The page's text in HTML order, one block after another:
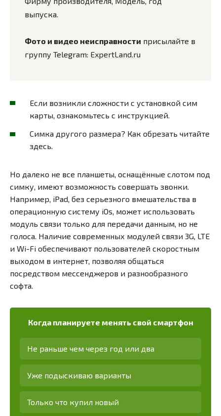
выпуска.
Фото и видео неисправности присылайте в
группу Telegram: ExpertLand.ru
Если возникли сложности с установкой сим
карты, ознакомьтесь с инструкцией.
Симка другого размера? Как обрезать читайте
здесь.
Но далеко не все планшеты, оснащённые слотом под
симку, имеют возможность совершать звонки.
Например, iPad, без серьезного вмешательства в
операционную систему iOs, может использовать
модуль связи только для передачи данным, но не
голоса. Наличие современных модулей связи 3G, LTE
и Wi-Fi обеспечивают пользователей скоростным
выходом в интернет, позволяя общаться
посредством мессенджеров и разнообразного
софта.
Когда планируете менять свой смартфон
Не раньше чем через год или два
Уже подыскиваю варианты
Только что купил новый